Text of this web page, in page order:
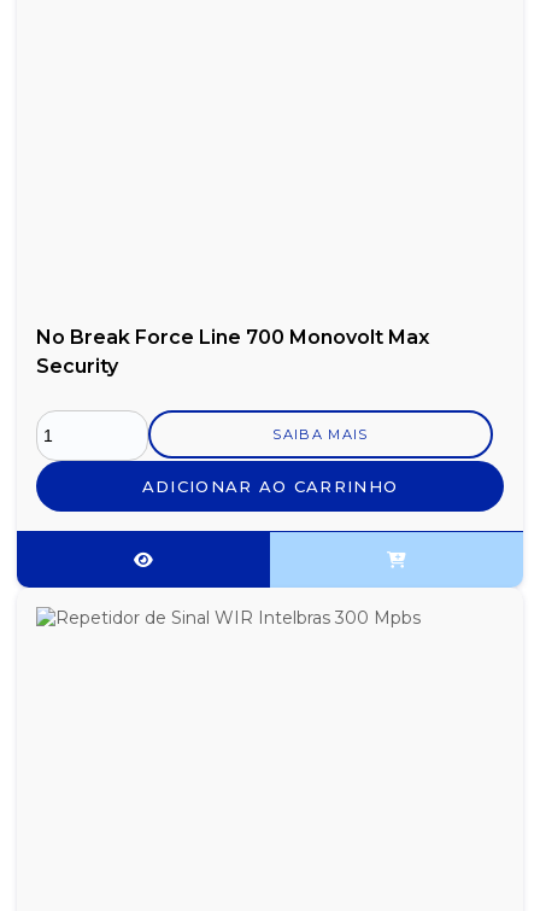
No Break Force Line 700 Monovolt Max
Security
SAIBA MAIS
ADICIONAR AO CARRINHO